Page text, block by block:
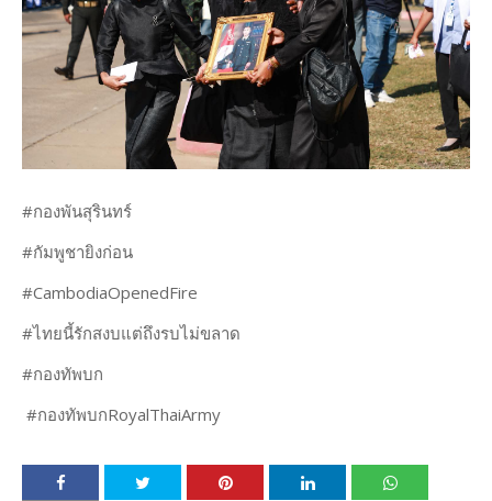
#กองพันสุรินทร์
#กัมพูชายิงก่อน
#CambodiaOpenedFire
#ไทยนี้รักสงบแต่ถึงรบไม่ขลาด
#กองทัพบก
#กองทัพบกRoyalThaiArmy